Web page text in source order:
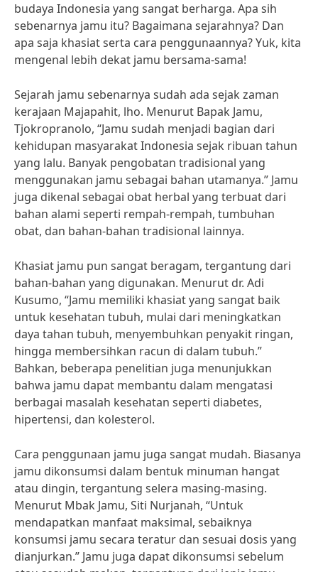
budaya Indonesia yang sangat berharga. Apa sih
sebenarnya jamu itu? Bagaimana sejarahnya? Dan
apa saja khasiat serta cara penggunaannya? Yuk, kita
mengenal lebih dekat jamu bersama-sama!
Sejarah jamu sebenarnya sudah ada sejak zaman
kerajaan Majapahit, lho. Menurut Bapak Jamu,
Tjokropranolo, “Jamu sudah menjadi bagian dari
kehidupan masyarakat Indonesia sejak ribuan tahun
yang lalu. Banyak pengobatan tradisional yang
menggunakan jamu sebagai bahan utamanya.” Jamu
juga dikenal sebagai obat herbal yang terbuat dari
bahan alami seperti rempah-rempah, tumbuhan
obat, dan bahan-bahan tradisional lainnya.
Khasiat jamu pun sangat beragam, tergantung dari
bahan-bahan yang digunakan. Menurut dr. Adi
Kusumo, “Jamu memiliki khasiat yang sangat baik
untuk kesehatan tubuh, mulai dari meningkatkan
daya tahan tubuh, menyembuhkan penyakit ringan,
hingga membersihkan racun di dalam tubuh.”
Bahkan, beberapa penelitian juga menunjukkan
bahwa jamu dapat membantu dalam mengatasi
berbagai masalah kesehatan seperti diabetes,
hipertensi, dan kolesterol.
Cara penggunaan jamu juga sangat mudah. Biasanya
jamu dikonsumsi dalam bentuk minuman hangat
atau dingin, tergantung selera masing-masing.
Menurut Mbak Jamu, Siti Nurjanah, “Untuk
mendapatkan manfaat maksimal, sebaiknya
konsumsi jamu secara teratur dan sesuai dosis yang
dianjurkan.” Jamu juga dapat dikonsumsi sebelum